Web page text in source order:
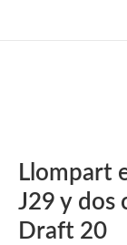
Llompart
J29 y dos
Draft 20